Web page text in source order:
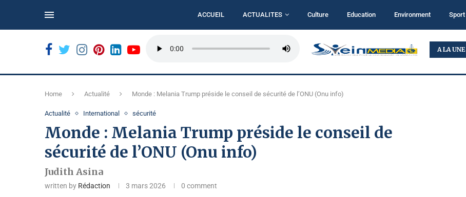
ACCUEIL ACTUALITES Culture Education Environment Sport
A LA UNE
BUKAVU : LE CALME DE LA MARCHE CITOYENNE... RDC : L’AFC/M23 ACCUSE LE RÉGIME DE KINSHASA...
Home Actualité Monde : Melania Trump préside le conseil de sécurité de l’ONU (Onu info)
Actualité International sécurité
Monde : Melania Trump préside le conseil de
sécurité de l’ONU (Onu info)
Judith Asina
written by Rédaction 3 mars 2026 0 comment